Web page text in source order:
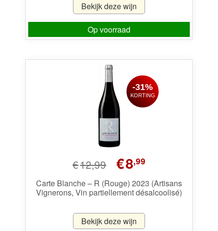
Bekijk deze wijn
Op voorraad
€12,99
Oorspronkelijke
prijs
was:
€12,99.
€8,99Huidige
is:
€8,99.
Carte Blanche – R (Rouge) 2023 (Artisans
Vignerons, Vin partiellement désalcoolisé)
-31%
KORTING
Bekijk deze wijn